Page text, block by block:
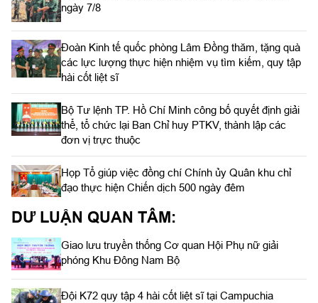
ngày 7/8
Đoàn Kinh tế quốc phòng Lâm Đồng thăm, tặng quà
các lực lượng thực hiện nhiệm vụ tìm kiếm, quy tập
hài cốt liệt sĩ
Bộ Tư lệnh TP. Hồ Chí Minh công bố quyết định giải
thể, tổ chức lại Ban Chỉ huy PTKV, thành lập các
đơn vị trực thuộc
Họp Tổ giúp việc đồng chí Chính ủy Quân khu chỉ
đạo thực hiện Chiến dịch 500 ngày đêm
DƯ LUẬN QUAN TÂM:
Giao lưu truyền thống Cơ quan Hội Phụ nữ giải
phóng Khu Đông Nam Bộ
Đội K72 quy tập 4 hài cốt liệt sĩ tại Campuchia